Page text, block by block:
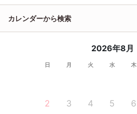
カレンダーから検索
2026年8月
日 月 火 水 木
2
3 4 5 6